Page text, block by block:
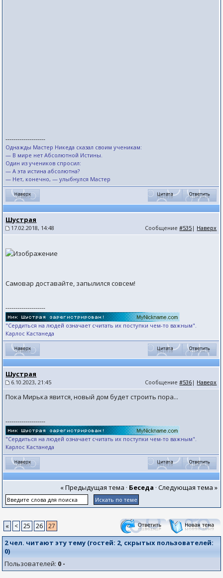
--------------------
Однажды Мастер Никеда сказал своим ученикам:
— В мире нет Абсолютной Истины.
Один из учеников спросил:
— А эта истина абсолютна?
— Нет, конечно, — улыбнулся Мастер
Шустрая
17.02.2018, 14:48 Сообщение#535 | Наверх
Самовар доставайте, запылился совсем!
--------------------
"Сердиться на людей означает считать их поступки чем-то важным".
Карлос Кастанеда
Шустрая
6.10.2023, 21:45 Сообщение#536 | Наверх
Пока Мирька явится, новый дом будет строить пора...
--------------------
"Сердиться на людей означает считать их поступки чем-то важным".
Карлос Кастанеда
« Предыдущая тема · Беседа · Следующая тема »
« < 25 26 27
2 чел. читают эту тему (гостей: 2, скрытых пользователей:
0)
Пользователей: 0 -